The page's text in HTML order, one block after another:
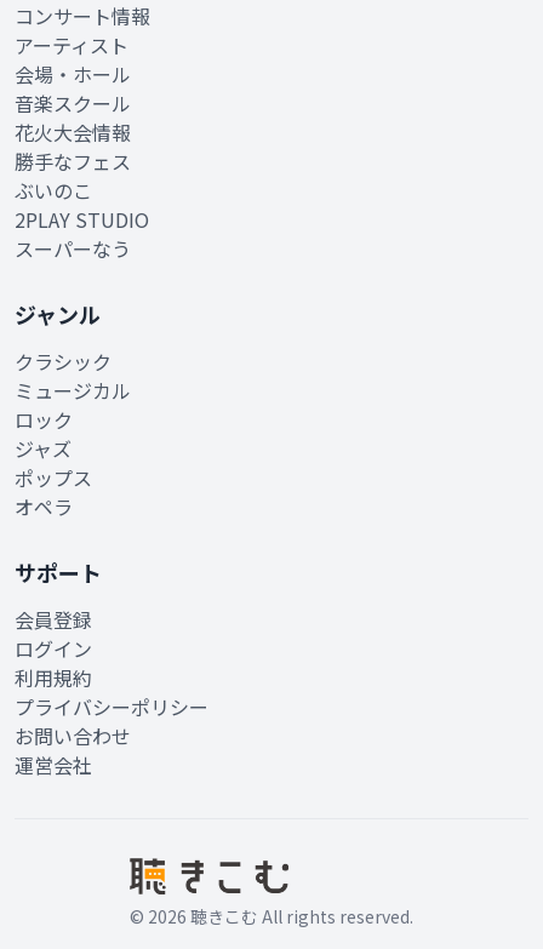
コンサート情報
アーティスト
会場・ホール
音楽スクール
花火大会情報
勝手なフェス
ぶいのこ
2PLAY STUDIO
スーパーなう
ジャンル
クラシック
ミュージカル
ロック
ジャズ
ポップス
オペラ
サポート
会員登録
ログイン
利用規約
プライバシーポリシー
お問い合わせ
運営会社
© 2026 聴きこむ All rights reserved.